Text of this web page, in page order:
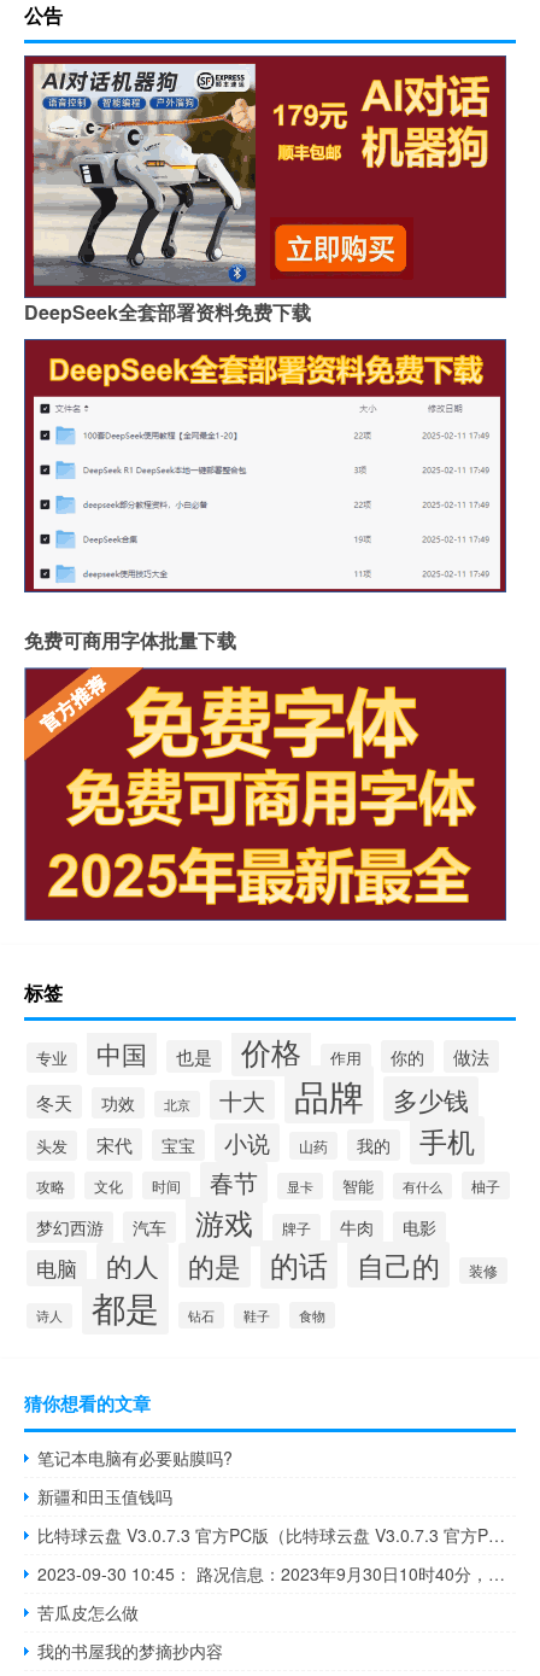
公告
DeepSeek全套部署资料免费下载
免费可商用字体批量下载
标签
专业 中国 也是 价格 作用 你的 做法
冬天 功效 北京 十大 品牌 多少钱
头发 宋代 宝宝 小说 山药 我的 手机
攻略 文化 时间 春节 显卡 智能 有什么 柚子
梦幻西游 汽车 游戏 牌子 牛肉 电影
电脑 的人 的是 的话 自己的 装修
诗人 都是 钻石 鞋子 食物
猜你想看的文章
笔记本电脑有必要贴膜吗?
新疆和田玉值钱吗
比特球云盘 V3.0.7.3 官方PC版（比特球云盘 V3.0.7.3 官方PC版功能简介）
2023-09-30 10:45： 路况信息：2023年9月30日10时40分，京港澳高速临长段板仓收费站附近以南K1453处南往北因两车追尾造成交通通行缓慢，目前事故正在处理当中，交通恢复正常通行时间待定。 ​​​
苦瓜皮怎么做
我的书屋我的梦摘抄内容